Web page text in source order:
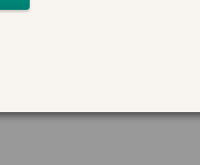
Praktický pomocník do
vnútornému
detailov <p544"
x="682">🧵 Materiál a